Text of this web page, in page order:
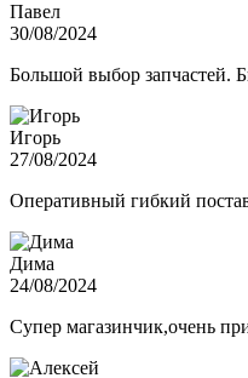
Павел
30/08/2024
Большой выбор запчастей.
Игорь
27/08/2024
Оперативный гибкий
Дима
24/08/2024
Супер магазинчик,очень